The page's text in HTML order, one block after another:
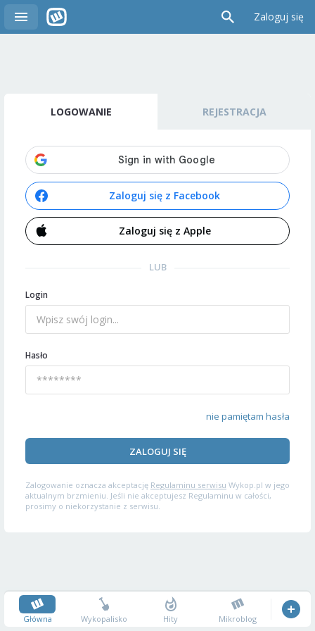
Zaloguj się
LOGOWANIE REJESTRACJA
Zaloguj się z Facebook
Zaloguj się z Apple
LUB
Login
Hasło
nie pamiętam hasła
ZALOGUJ SIĘ
Zalogowanie oznacza akceptację Regulaminu serwisu Wykop.pl w jego
aktualnym brzmieniu. Jeśli nie akceptujesz Regulaminu w całości,
prosimy o niekorzystanie z serwisu.
Główna Wykopalisko Hity Mikroblog